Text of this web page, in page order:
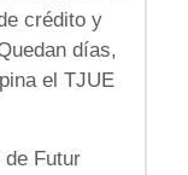
crédito y
días,
el TJUE
de Futur